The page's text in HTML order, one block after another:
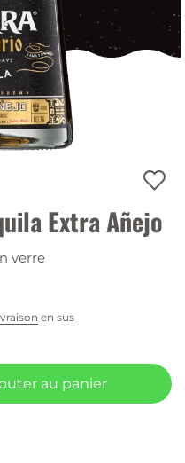
Extra Añejo
verre
en sus
au panier